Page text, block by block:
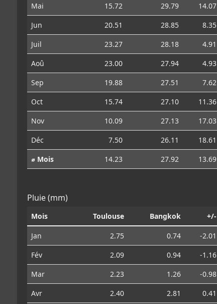
Mai
15.72 29.79
14.07
Jun
20.51 28.85
8.35
Juil
23.27 28.18
4.91
Aoû
23.00 27.94
4.93
Sep
19.88 27.51
7.62
Oct
15.74 27.10
11.36
Nov
10.09 27.13
17.03
Déc
7.50 26.11
18.61
⌀ Mois
14.23 27.92 13.69
Pluie (mm)
Mois Toulouse Bangkok +/-
Jan 2.75 0.74
-2.01
Fév
2.09 0.94
-1.16
Mar
2.23 1.26
-0.98
Avr
2.40 2.81
0.41